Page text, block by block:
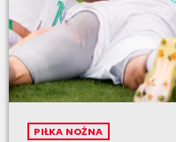
PIŁKA NOŻNA